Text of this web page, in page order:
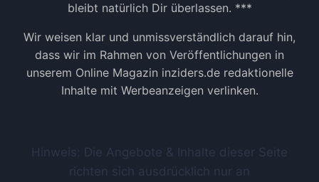
bleibt natürlich Dir überlassen. ***
Wir weisen klar und unmissverständlich darauf hin,
dass wir im Rahmen von Veröffentlichungen in
unserem Online Magazin inziders.de redaktionelle
Inhalte mit Werbeanzeigen verlinken.
Hinweis: Die Angebote & Inhalte dieser Seite
richten sich ausdrücklich nur an